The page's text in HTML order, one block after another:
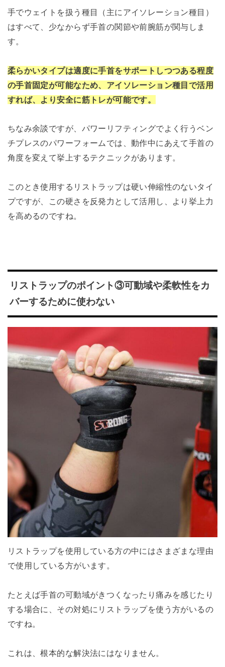
手でウェイトを扱う種目（主にアイソレーション種目）
はすべて、少なからず手首の関節や前腕筋が関与しま
す。
柔らかいタイプは適度に手首をサポートしつつある程度
の手首固定が可能なため、アイソレーション種目で活用
すれば、より安全に筋トレが可能です。
ちなみ余談ですが、パワーリフティングでよく行うベン
チプレスのパワーフォームでは、動作中にあえて手首の
角度を変えて挙上するテクニックがあります。
このとき使用するリストラップは硬い伸縮性のないタイ
プですが、この硬さを反発力として活用し、より挙上力
を高めるのですね。
リストラップのポイント③可動域や柔軟性をカ
バーするために使わない
リストラップを使用している方の中にはさまざまな理由
で使用している方がいます。
たとえば手首の可動域がきつくなったり痛みを感じたり
する場合に、その対処にリストラップを使う方がいるの
ですね。
これは、根本的な解決法にはなりません。